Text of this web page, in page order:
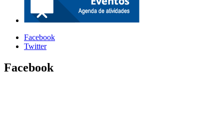
Facebook
Twitter
Facebook